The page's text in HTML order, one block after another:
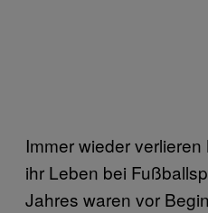
Immer wieder
ihr Leben bei
Jahres waren vor